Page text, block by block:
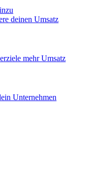
deinen Umsatz
mehr Umsatz
Unternehmen